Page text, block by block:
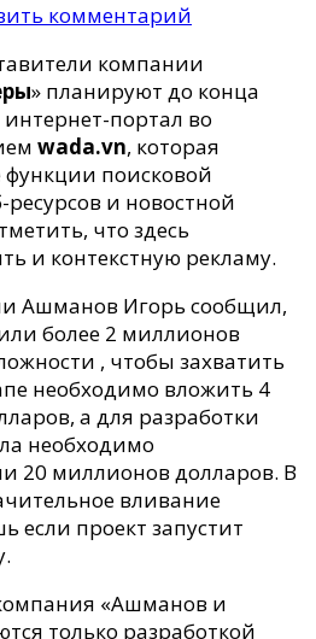
комментарий
интернет-
портал
от
«Ашманов
и
Партнеры»
компании
» планируют до конца
интернет-портал во
wada.vn, которая
функции поисковой
ресурсов и новостной
что здесь
и контекстную рекламу.
Ашманов Игорь сообщил,
более 2 миллионов
, чтобы захватить
необходимо вложить 4
а для разработки
необходимо
20 миллионов долларов. В
вливание
если проект запустит
«Ашманов и
только разработкой